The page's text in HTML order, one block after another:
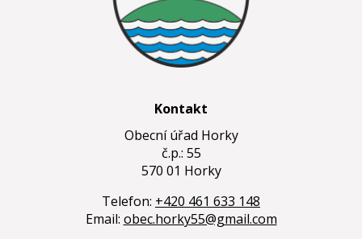
Kontakt
Obecní úřad Horky
č.p.: 55
570 01 Horky
Telefon: +420 461 633 148
Email: obec.horky55@gmail.com